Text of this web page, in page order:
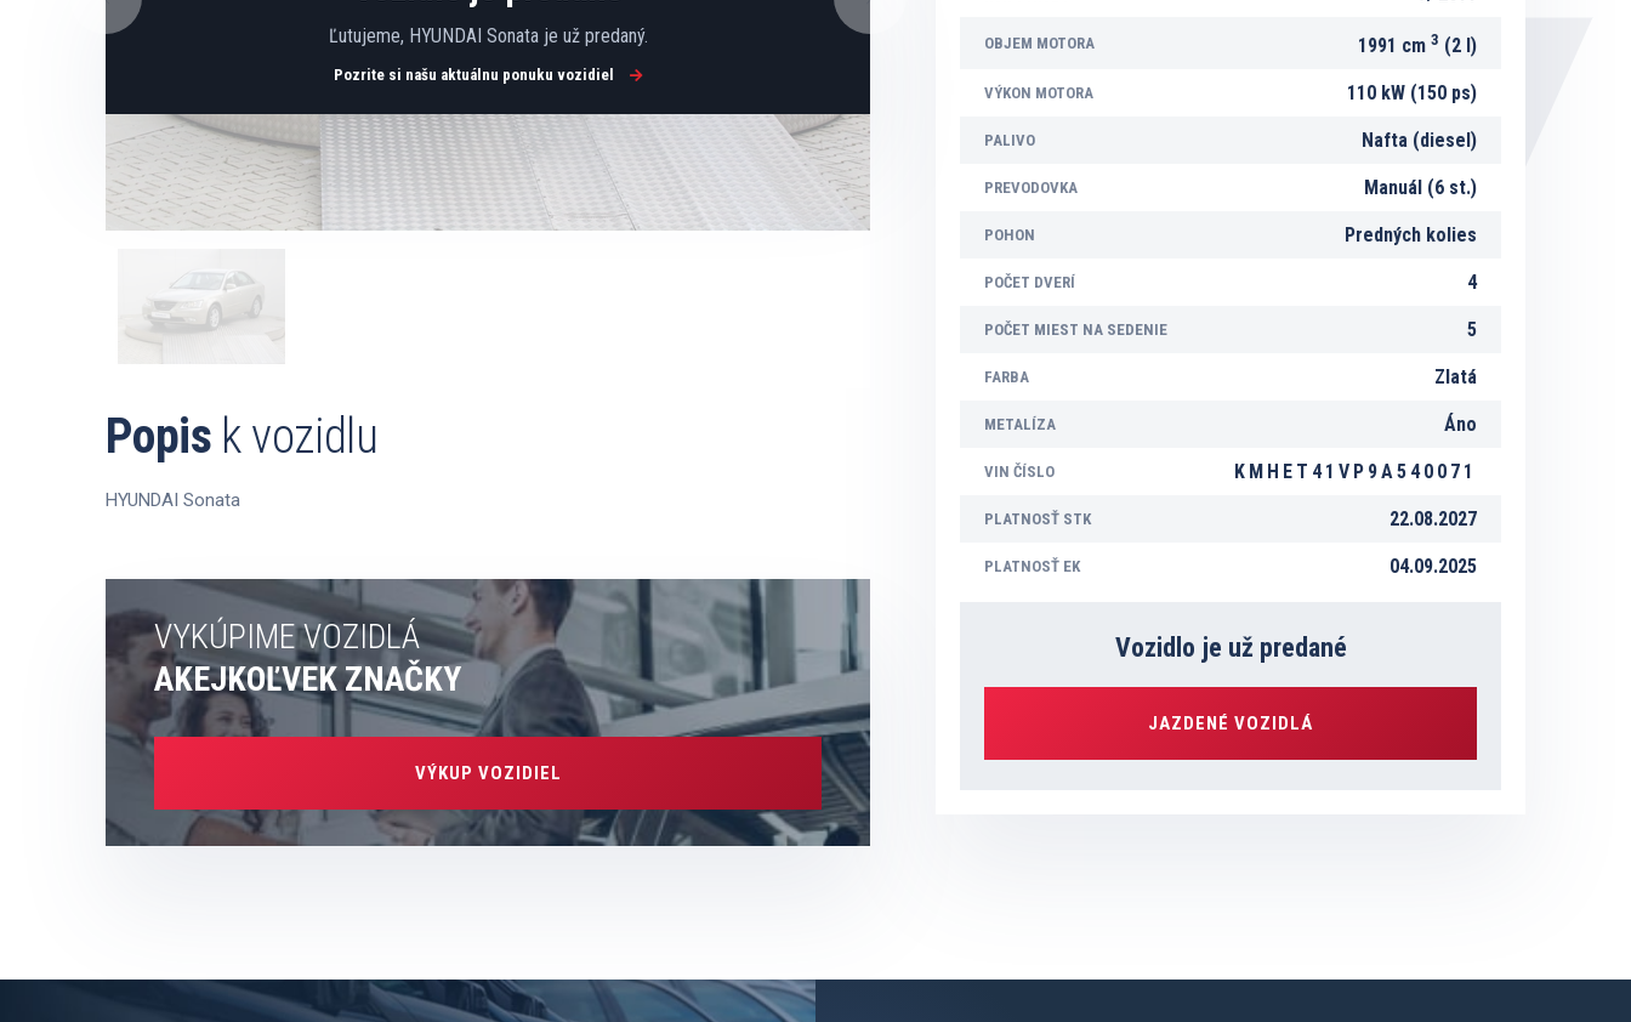
Ľutujeme, HYUNDAI Sonata je už predaný.
Pozrite si našu aktuálnu ponuku vozidiel
Popis k vozidlu
HYUNDAI Sonata
VYKÚPIME VOZIDLÁ
AKEJKOĽVEK ZNAČKY
VÝKUP VOZIDIEL
OBJEM MOTORA 1991 cm 3 (2 l)
VÝKON MOTORA 110 kW (150 ps)
PALIVO Nafta (diesel)
PREVODOVKA Manuál (6 st.)
POHON Predných kolies
POČET DVERÍ 4
POČET MIEST NA SEDENIE 5
FARBA Zlatá
METALÍZA Áno
VIN ČÍSLO KMHET41VP9A540071
PLATNOSŤ STK 22.08.2027
PLATNOSŤ EK 04.09.2025
Vozidlo je už predané
JAZDENÉ VOZIDLÁ